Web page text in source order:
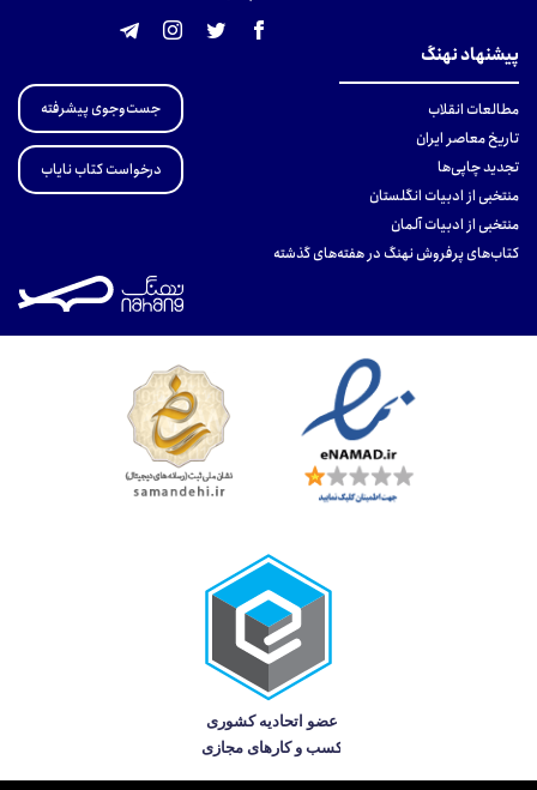
پیشنهاد نهنگ
مطالعات انقلاب
تاریخ معاصر ایران
تجدید چاپی‌ها
منتخبی از ادبیات انگلستان
منتخبی از ادبیات آلمان
کتاب‌های پرفروش نهنگ در هفته‌های گذشته
جست‌وجوی پیشرفته
درخواست کتاب نایاب